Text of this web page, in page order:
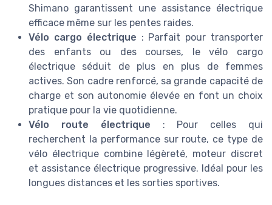
Shimano garantissent une assistance électrique
efficace même sur les pentes raides.
Vélo cargo électrique : Parfait pour transporter
des enfants ou des courses, le vélo cargo
électrique séduit de plus en plus de femmes
actives. Son cadre renforcé, sa grande capacité de
charge et son autonomie élevée en font un choix
pratique pour la vie quotidienne.
Vélo route électrique : Pour celles qui
recherchent la performance sur route, ce type de
vélo électrique combine légèreté, moteur discret
et assistance électrique progressive. Idéal pour les
longues distances et les sorties sportives.